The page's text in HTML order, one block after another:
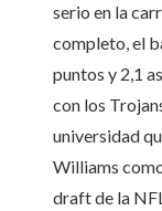
serio en la
completo, el
puntos y 2,1
con los
universidad
Williams
draft de la